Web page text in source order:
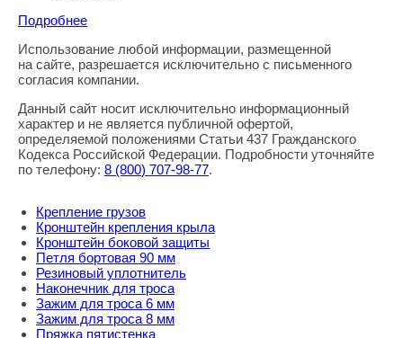
Подробнее
Правовая информация
Использование любой информации, размещенной
на сайте, разрешается исключительно с письменного
согласия компании.
Данный сайт носит исключительно информационный
характер и не является публичной офертой,
определяемой положениями Статьи 437 Гражданского
Кодекса Российской Федерации. Подробности уточняйте
по телефону: 8 (800) 707-98-77.
Крепление грузов
Кронштейн крепления крыла
Кронштейн боковой защиты
Петля бортовая 90 мм
Резиновый уплотнитель
Наконечник для троса
Зажим для троса 6 мм
Зажим для троса 8 мм
Пряжка пятистенка